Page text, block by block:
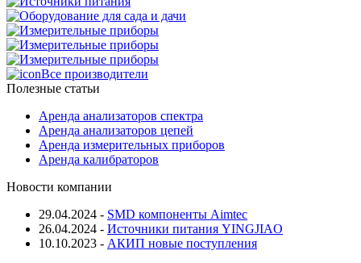
Все производители
Полезные статьи
Аренда анализаторов спектра
Аренда анализаторов цепей
Аренда измерительных приборов
Аренда калибраторов
Новости компании
29.04.2024 - SMD компоненты Aimtec
26.04.2024 - Источники питания YINGJIAO
10.10.2023 - АКИП новые поступления